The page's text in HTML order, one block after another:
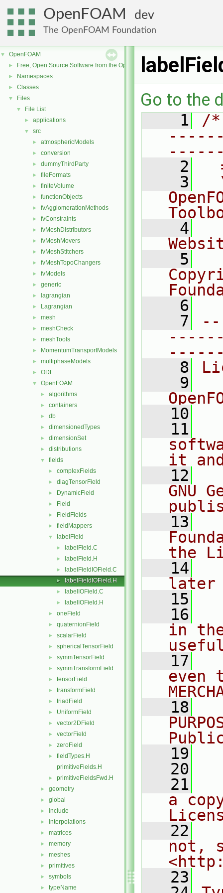
OpenFOAM dev
The OpenFOAM Foundation
▼ OpenFOAM
► Free, Open Source Software from the OpenFOAM Foundation
► Namespaces
► Classes
▼ Files
▼ File List
► applications
▼ src
► atmosphericModels
► conversion
► dummyThirdParty
► fileFormats
► finiteVolume
► functionObjects
► fvAgglomerationMethods
► fvConstraints
► fvMeshDistributors
► fvMeshMovers
► fvMeshStitchers
► fvMeshTopoChangers
► fvModels
► generic
► lagrangian
► Lagrangian
► mesh
► meshCheck
► meshTools
► MomentumTransportModels
► multiphaseModels
► ODE
▼ OpenFOAM
► algorithms
► containers
► db
► dimensionedTypes
► dimensionSet
► distributions
▼ fields
► complexFields
► diagTensorField
► DynamicField
► Field
► FieldFields
► fieldMappers
▼ labelField
► labelField.C
► labelField.H
► labelFieldIOField.C
► labelFieldIOField.H
► labelIOField.C
► labelIOField.H
► oneField
► quaternionField
► scalarField
► sphericalTensorField
► symmTensorField
► symmTransformField
► tensorField
► transformField
► triadField
► UniformField
► vector2DField
► vectorField
► zeroField
►
fieldTypes.H
primitiveFields.H
► primitiveFieldsFwd.H
► geometry
► global
► include
► interpolations
► matrices
► memory
► meshes
► primitives
► symbols
► typeName
Go to the
    1
/
    2
    3
    4
    5
    6
    7
    8
    9
   10
   11
it
   12
GNU
   13
the
   14
later
   15
   16
in
   17
even
   18
   19
   20
   21
a
   22
not,
   23